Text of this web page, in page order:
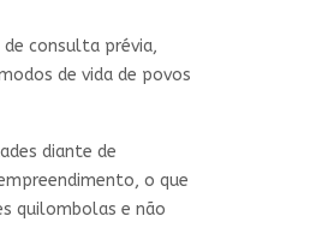
consulta prévia,
de vida de povos
diante de
o que
quilombolas e não